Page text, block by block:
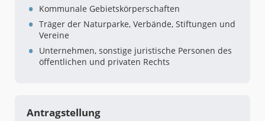
Kommunale Gebietskörperschaften
Träger der Naturparke, Verbände, Stiftungen und
Vereine
Unternehmen, sonstige juristische Personen des
öffentlichen und privaten Rechts
Antragstellung